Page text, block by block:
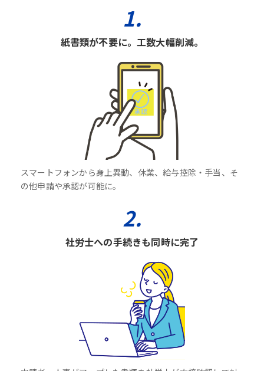
1.
紙書類が不要に。工数大幅削減。
スマートフォンから身上異動、休業、給与控除・手当、そ
の他申請や承認が可能に。
2.
社労士への手続きも同時に完了